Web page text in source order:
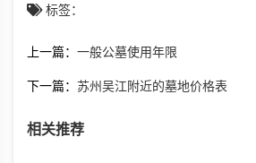
标签：
上一篇： 一般公墓使用年限
下一篇： 苏州吴江附近的墓地价格表
相关推荐